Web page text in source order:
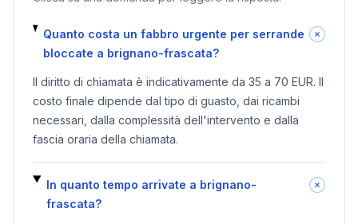
Quanto costa un fabbro urgente per serrande
bloccate a brignano-frascata?
Il diritto di chiamata è indicativamente da 35 a 70 EUR. Il
costo finale dipende dal tipo di guasto, dai ricambi
necessari, dalla complessità dell'intervento e dalla
fascia oraria della chiamata.
In quanto tempo arrivate a brignano-
frascata?